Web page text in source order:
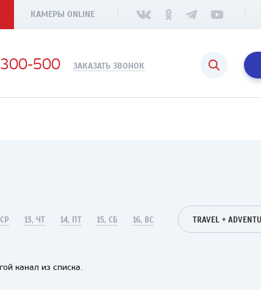
КАМЕРЫ ONLINE
500 ЗАКАЗАТЬ ЗВОНОК
13, ЧТ 14, ПТ 15, СБ 16, ВС
канал из списка.